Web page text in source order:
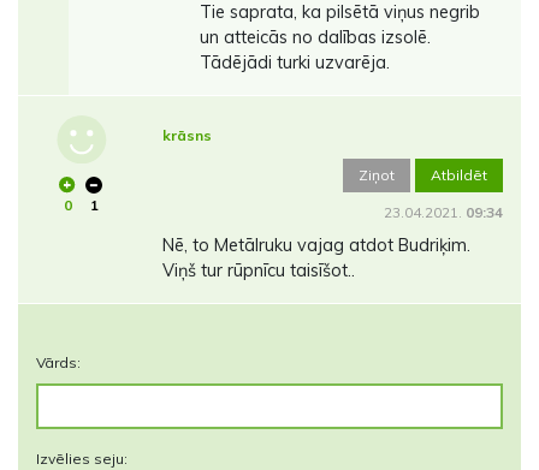
Tie saprata, ka pilsētā viņus negrib
un atteicās no dalības izsolē.
Tādējādi turki uzvarēja.
0 1
krāsns
Ziņot Atbildēt
23.04.2021. 09:34
Nē, to Metālruku vajag atdot Budriķim.
Viņš tur rūpnīcu taisīšot..
Vārds:
Izvēlies seju: